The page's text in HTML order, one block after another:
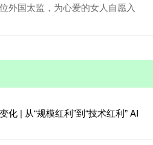
外国太监，为心爱的女人自愿入
| 从“规模红利”到“技术红利” AI